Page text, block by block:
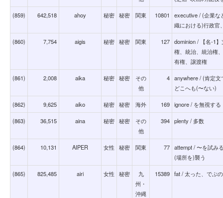
(859) 642,518 ahoy 秘密 秘密 関東 10801
executive / (企業な
織における)行政官
(860) 7,754 aigis 秘密 秘密 関東 127 dominion / 【名-1
権、統治、統治権
有権、譲渡権
(861) 2,008 aika 秘密 秘密
その
他
4 anywhere / (肯定
どこへも(〜ない)
(862) 9,625 aiko 秘密 秘密 海外 169 ignore / を無視する
(863) 36,515 aina 秘密 秘密
その
他
394 plenty / 多数
(864) 10,131 AIPER 女性 秘密 関東 77 attempt / 〜を試み
(場所を)襲う
(865) 825,485 airi 女性 秘密
九
州・
沖縄
15389 fat / 太った、でぶ